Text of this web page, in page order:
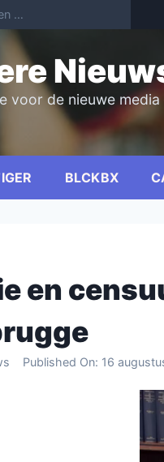
voor de nieuwe media
BLCKBX
en
Published On: 16